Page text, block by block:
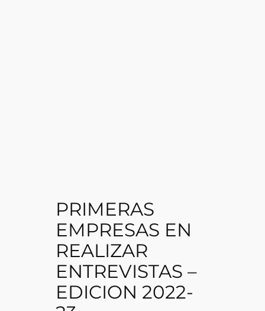
PRIMERAS
EMPRESAS EN
REALIZAR
ENTREVISTAS –
EDICION 2022-